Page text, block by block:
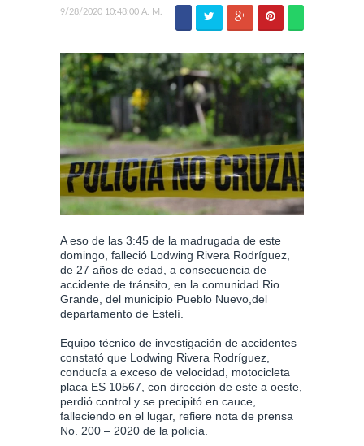
9/28/2020 10:48:00 A. M.
A eso de las 3:45 de la madrugada de este
domingo, falleció Lodwing Rivera Rodríguez,
de 27 años de edad, a consecuencia de
accidente de tránsito, en la comunidad Rio
Grande, del municipio Pueblo Nuevo,del
departamento de Estelí.
Equipo técnico de investigación de accidentes
constató que Lodwing Rivera Rodríguez,
conducía a exceso de velocidad, motocicleta
placa ES 10567, con dirección de este a oeste,
perdió control y se precipitó en cauce,
falleciendo en el lugar, refiere nota de prensa
No. 200 – 2020 de la policía.